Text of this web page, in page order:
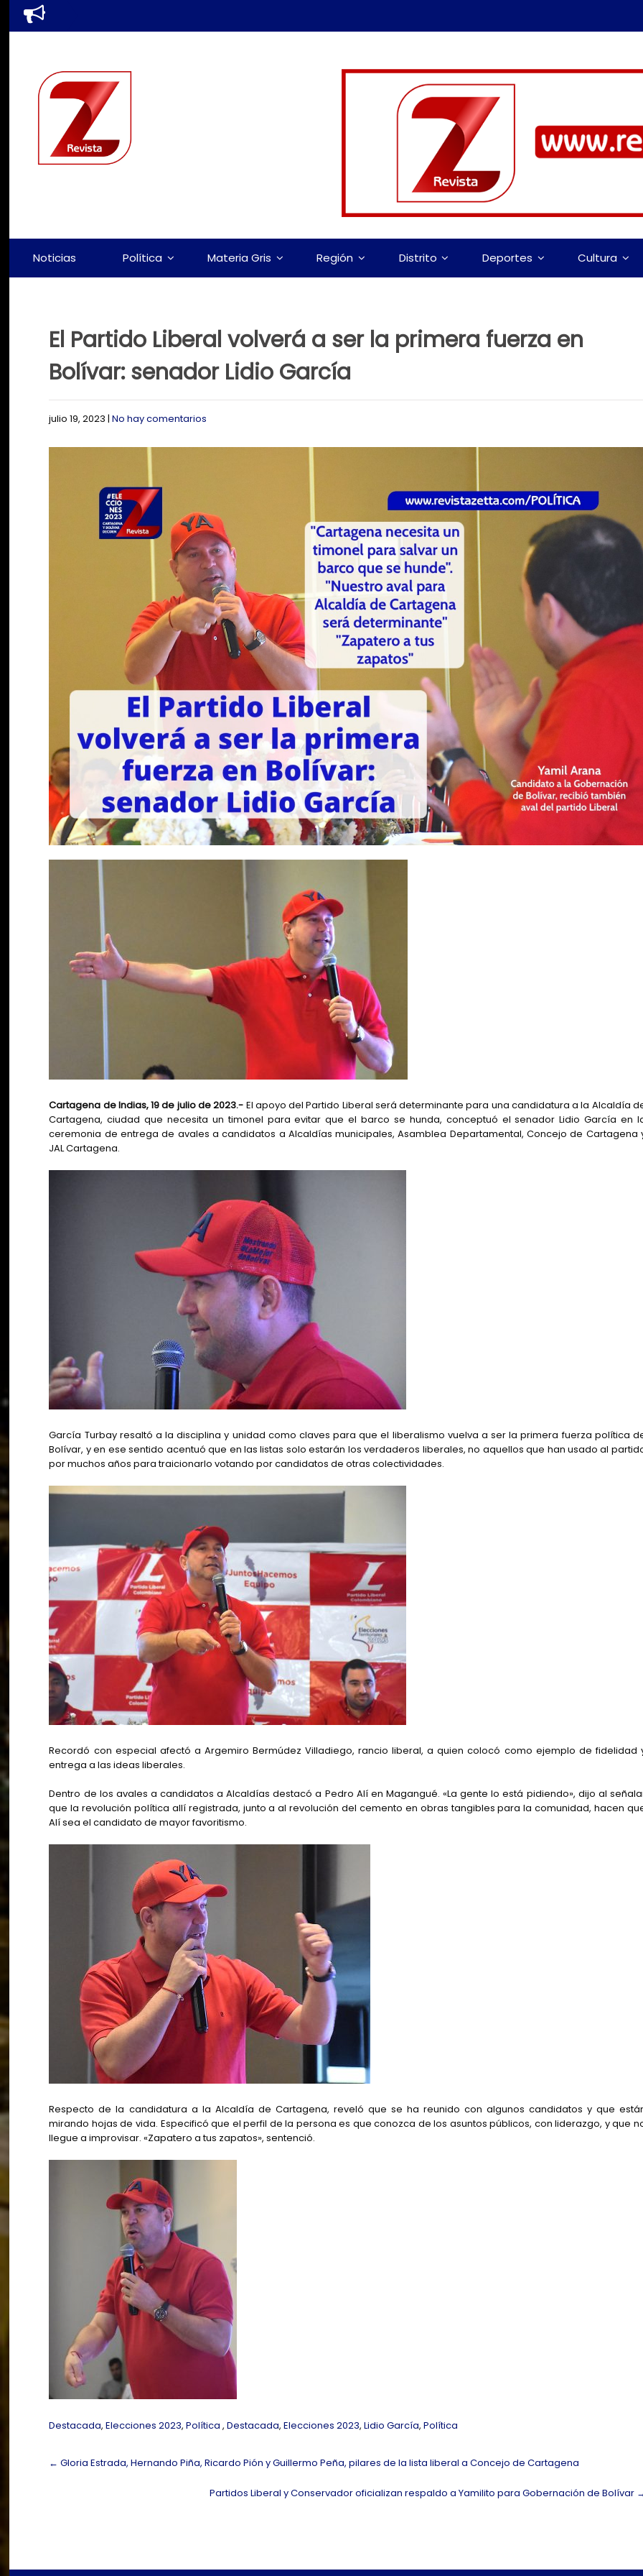
Noticias Política Materia Gris Región Distrito Deportes Cultura
El Partido Liberal volverá a ser la primera fuerza en
Bolívar: senador Lidio García
julio 19, 2023 |No hay comentarios
Cartagena de Indias, 19 de julio de 2023.- El apoyo del Partido Liberal será determinante para una candidatura a la Alcaldía
Cartagena, ciudad que necesita un timonel para evitar que el barco se hunda, conceptuó el senador Lidio García en
ceremonia de entrega de avales a candidatos a Alcaldías municipales, Asamblea Departamental, Concejo de Cartagena
JAL Cartagena.
García Turbay resaltó a la disciplina y unidad como claves para que el liberalismo vuelva a ser la primera fuerza política
Bolívar, y en ese sentido acentuó que en las listas solo estarán los verdaderos liberales, no aquellos que han usado al
por muchos años para traicionarlo votando por candidatos de otras colectividades.
Recordó con especial afectó a Argemiro Bermúdez Villadiego, rancio liberal, a quien colocó como ejemplo de fidelidad
entrega a las ideas liberales.
Dentro de los avales a candidatos a Alcaldías destacó a Pedro Alí en Magangué. «La gente lo está pidiendo», dijo al
que la revolución política allí registrada, junto a al revolución del cemento en obras tangibles para la comunidad, hacen
Alí sea el candidato de mayor favoritismo.
Respecto de la candidatura a la Alcaldía de Cartagena, reveló que se ha reunido con algunos candidatos y que
mirando hojas de vida. Especificó que el perfil de la persona es que conozca de los asuntos públicos, con liderazgo, y que
llegue a improvisar. «Zapatero a tus zapatos», sentenció.
Destacada,Elecciones 2023,Política ,Destacada,Elecciones 2023,Lidio García,Política
Post
← Gloria Estrada, Hernando Piña, Ricardo Pión y Guillermo Peña, pilares de la lista liberal a Concejo de Cartagena
Partidos Liberal y Conservador oficializan respaldo a Yamilito para Gobernación de Bolívar